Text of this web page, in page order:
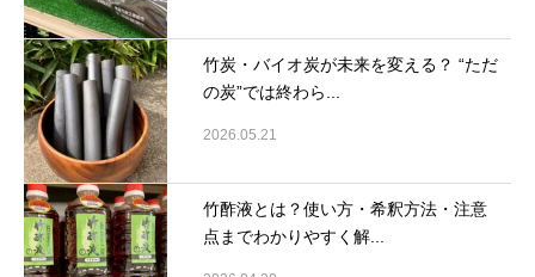
竹炭・バイオ炭が未来を変える？ “ただ
の炭”では終わら...
2026.05.21
竹酢液とは？使い方・希釈方法・注意
点までわかりやすく解...